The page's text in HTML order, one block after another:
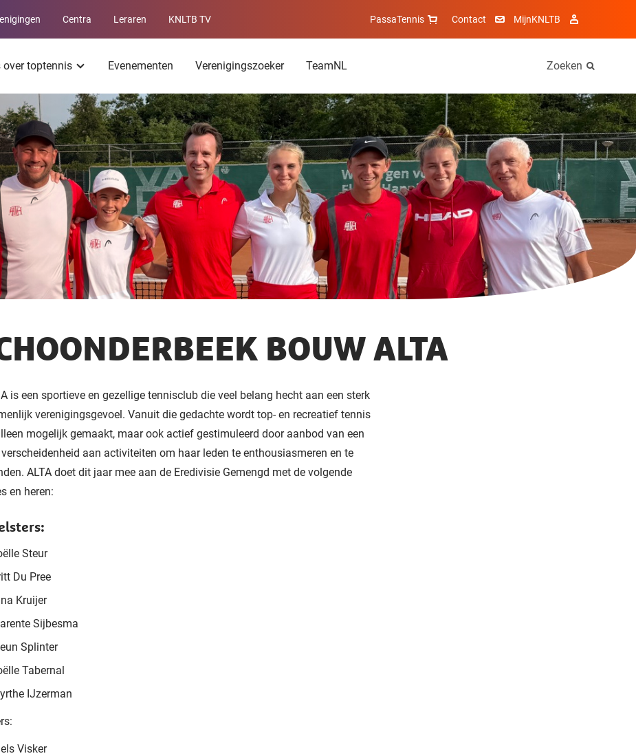
Centra Leraren KNLTB TV PassaTennis Contact MijnKNLTB
over toptennis Evenementen Verenigingszoeker TeamNL Zoeken
BOUW ALTA
is een sportieve en gezellige tennisclub die veel belang hecht aan een sterk
verenigingsgevoel. Vanuit die gedachte wordt top- en recreatief tennis
mogelijk gemaakt, maar ook actief gestimuleerd door aanbod van een
aan activiteiten om haar leden te enthousiasmeren en te
ALTA doet dit jaar mee aan de Eredivisie Gemengd met de volgende
en heren:
Steur
Du Pree
Kruijer
Sijbesma
Splinter
Tabernal
IJzerman
Visker